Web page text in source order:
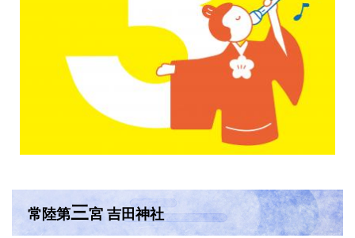
常陸第三宮 吉田神社